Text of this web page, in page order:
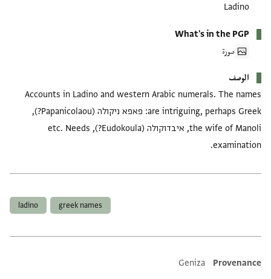
Ladino
What's in the PGP
صورة
الوصف
Accounts in Ladino and western Arabic numerals. The names
are intriguing, perhaps Greek: פאפא ניקולה (Papanicolaou?),
the wife of Manoli, איבדוקולה (Eudokoula?), etc. Needs
examination.
greek names
ladino
Additional metadata
Provenance
Geniza